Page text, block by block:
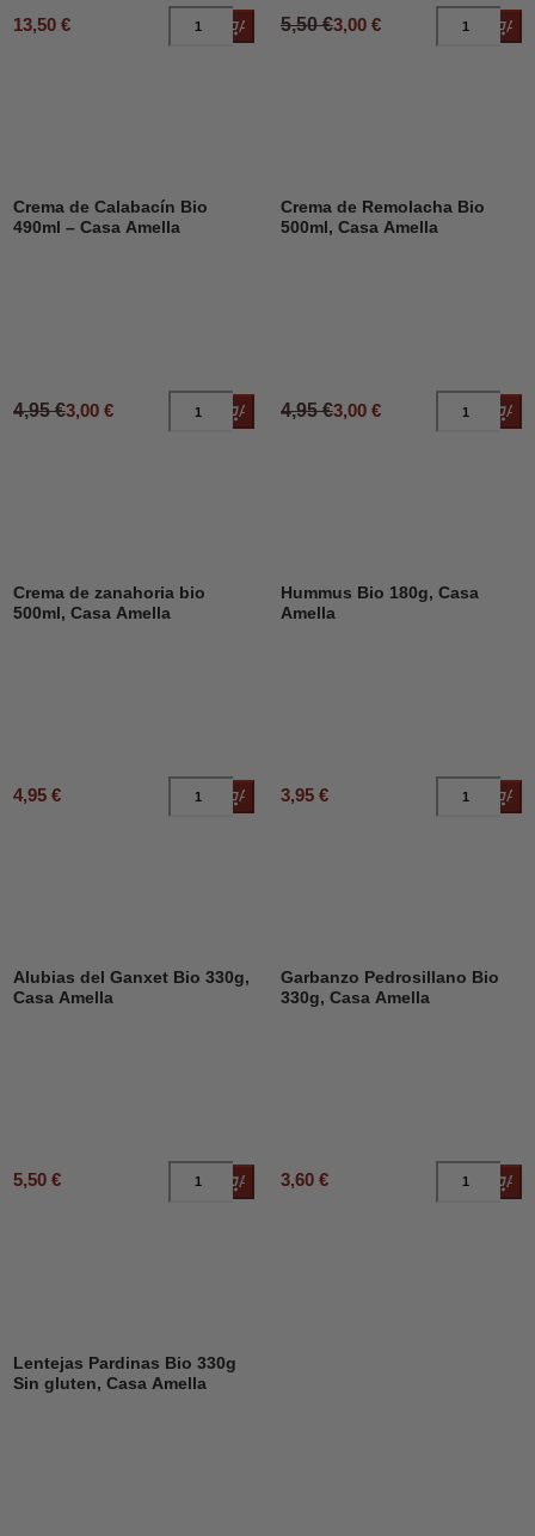
13,50 € Añadir al carrito
5,50 €3,00 €
DESCUENTO
Crema de Calabacín Bio
490ml – Casa Amella
4,95 €3,00 € Añadir al carrito
DESCUENTO39%
Crema de Remolacha Bio
500ml, Casa Amella
4,95 €3,00 €
Crema de zanahoria bio
500ml, Casa Amella
4,95 € Añadir al carrito
Hummus Bio 180g, Casa
Amella
3,95 €
Alubias del Ganxet Bio 330g,
Casa Amella
5,50 € Añadir al carrito
Garbanzo Pedrosillano Bio
330g, Casa Amella
3,60 €
Lentejas Pardinas Bio 330g
Sin gluten, Casa Amella